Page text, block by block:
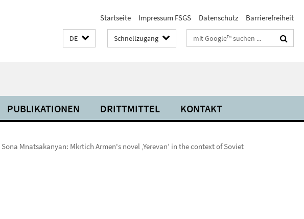
Startseite Impressum FSGS Datenschutz Barrierefreiheit
DE Schnellzugang Suchbegriffe
PUBLIKATIONEN DRITTMITTEL KONTAKT
Sona Mnatsakanyan: Mkrtich Armen's novel ‚Yerevan‘ in the context of Soviet